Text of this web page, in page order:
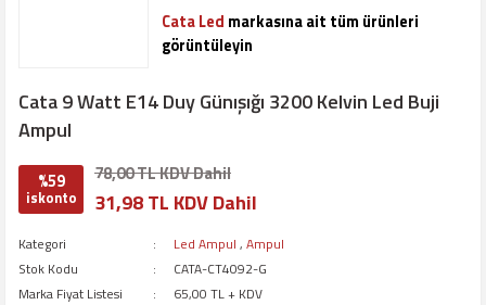
Cata Led markasına ait tüm ürünleri
görüntüleyin
Cata 9 Watt E14 Duy Günışığı 3200 Kelvin Led Buji
Ampul
%59
iskonto
78,00 TL KDV Dahil
31,98 TL KDV Dahil
Kategori Led Ampul ,Ampul
Stok Kodu
CATA-CT4092-G
Marka Fiyat Listesi
65,00 TL + KDV